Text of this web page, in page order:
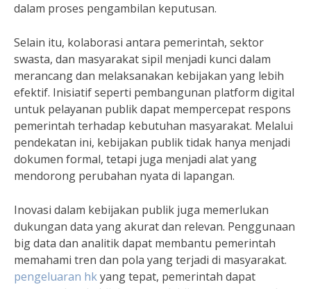
dalam proses pengambilan keputusan.
Selain itu, kolaborasi antara pemerintah, sektor
swasta, dan masyarakat sipil menjadi kunci dalam
merancang dan melaksanakan kebijakan yang lebih
efektif. Inisiatif seperti pembangunan platform digital
untuk pelayanan publik dapat mempercepat respons
pemerintah terhadap kebutuhan masyarakat. Melalui
pendekatan ini, kebijakan publik tidak hanya menjadi
dokumen formal, tetapi juga menjadi alat yang
mendorong perubahan nyata di lapangan.
Inovasi dalam kebijakan publik juga memerlukan
dukungan data yang akurat dan relevan. Penggunaan
big data dan analitik dapat membantu pemerintah
memahami tren dan pola yang terjadi di masyarakat.
pengeluaran hkyang tepat, pemerintah dapat